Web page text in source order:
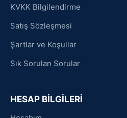
KVKK Bilgilendirme
Satış Sözleşmesi
Şartlar ve Koşullar
Sık Sorulan Sorular
HESAP BİLGİLERİ